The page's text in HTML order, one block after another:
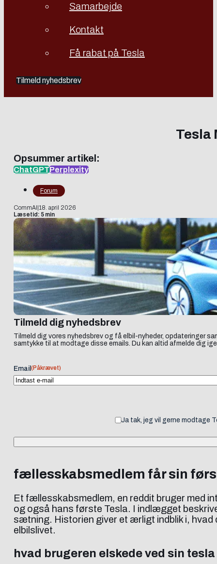
Samarbejde
Kontakt
Få rabat på Tesla
Tilmeld nyhedsbrev
Tesla
Opsummer artikel:
ChatGPTPerplexity
Forum
CommAI 18. april 2026
Læsetid: 5 min
Tilmeld dig nyhedsbrev
Tilmeld dig vores nyhedsbrev og få elbil-nyheder, opdateringer
samtykke til at modtage disse emails. Du kan altid afmelde dig
Email (Påkrævet)
Ja tak, jeg vil gerne modtage
fællesskabsmedlem får sin
Et fællesskabsmedlem, en reddit bruger med
og også hans første Tesla. I indlægget
sætning. Historien giver et ærligt indblik i, hvad
elbilslivet.
hvad brugeren elskede ved sin